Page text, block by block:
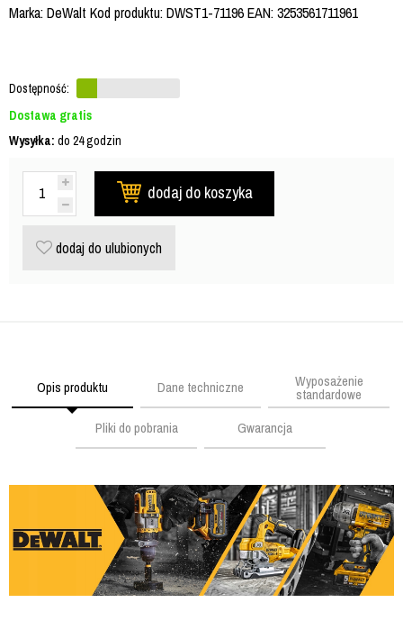
Marka: DeWalt Kod produktu: DWST1-71196 EAN: 3253561711961
Dostępność:
Dostawa gratis
Wysyłka: do 24 godzin
dodaj do koszyka
dodaj do ulubionych
Opis produktu Dane techniczne Wyposażenie
standardowe
Pliki do pobrania
Gwarancja